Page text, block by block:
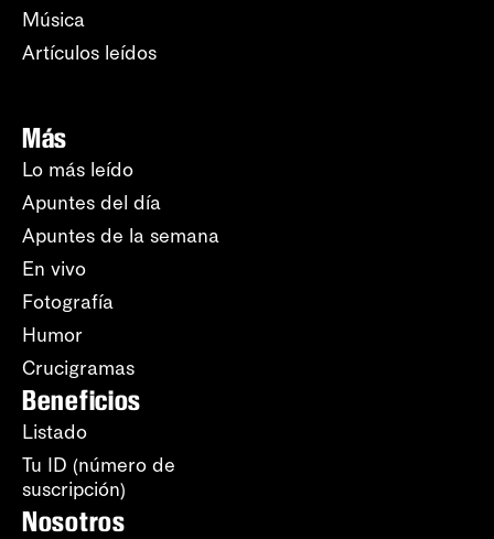
Música
Artículos leídos
Más
Lo más leído
Apuntes del día
Apuntes de la semana
En vivo
Fotografía
Humor
Crucigramas
Beneficios
Listado
Tu ID (número de
suscripción)
Nosotros